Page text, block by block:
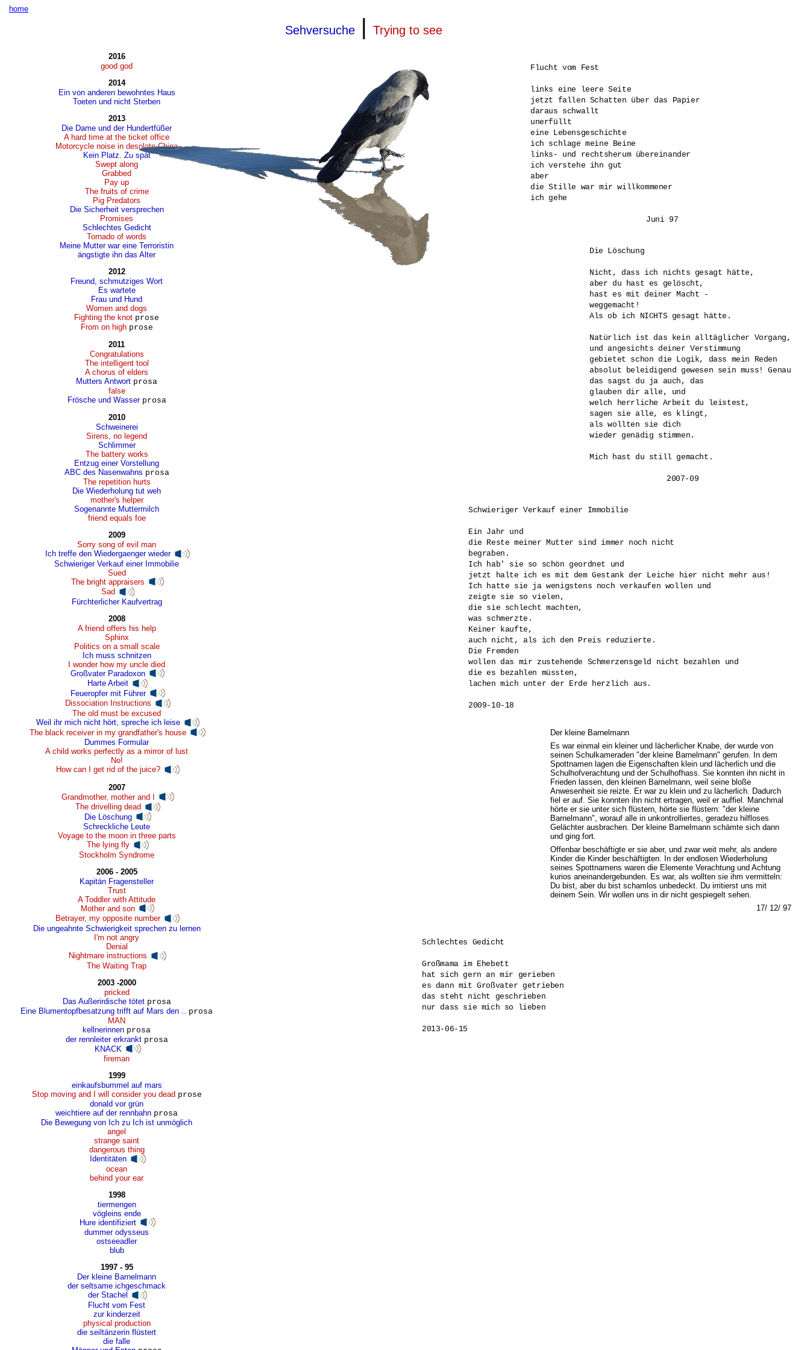
home
Sehversuche| Trying to see
2016
good god
2014
Ein von anderen bewohntes Haus
Toeten und nicht Sterben
2013
Die Dame und der Hundertfüßer
A hard time at the ticket office
Motorcycle noise in desolate China
Kein Platz. Zu spät
Swept along
Grabbed
Pay up
The fruits of crime
Pig Predators
Die Sicherheit versprechen
Promises
Schlechtes Gedicht
Tornado of words
Meine Mutter war eine Terroristin
ängstigte ihn das Alter
2012
Freund, schmutziges Wort
Es wartete
Frau und Hund
Women and dogs
Fighting the knot prose
From on high prose
2011
Congratulations
The intelligent tool
A chorus of elders
Mutters Antwort prosa
false
Frösche und Wasser prosa
2010
Schweinerei
Sirens, no legend
Schlimmer
The battery works
Entzug einer Vorstellung
ABC des Nasenwahns prosa
The repetition hurts
Die Wiederholung tut weh
mother's helper
Sogenannte Muttermilch
friend equals foe
2009
Sorry song of evil man
Ich treffe den Wiedergaenger wieder
Schwieriger Verkauf einer Immobilie
Sued
The bright appraisers
Sad
Fürchterlicher Kaufvertrag
2008
A friend offers his help
Sphinx
Politics on a small scale
Ich muss schnitzen
I wonder how my uncle died
Großvater Paradoxon
Harte Arbeit
Feueropfer mit Führer
Dissociation Instructions
The old must be excused
Weil ihr mich nicht hört, spreche ich leise
The black receiver in my grandfather's house
Dummes Formular
A child works perfectly as a mirror of lust
No!
How can I get rid of the juice?
2007
Grandmother, mother and I
The drivelling dead
Die Löschung
Schreckliche Leute
Voyage to the moon in three parts
The lying fly
Stockholm Syndrome
2006 - 2005
Kapitän Fragensteller
Trust
A Toddler with Attitude
Mother and son
Betrayer, my opposite number
Die ungeahnte Schwierigkeit sprechen zu lernen
I'm not angry
Denial
Nightmare instructions
The Waiting Trap
2003 -2000
pricked
Das Außerirdische tötet prosa
Eine Blumentopfbesatzung trifft auf Mars den ..
prosa
MAN
kellnerinnen prosa
der rennleiter erkrankt prosa
KNACK
fireman
1999
einkaufsbummel auf mars
Stop moving and I will consider you dead prose
donald vor grün
weichtiere auf der rennbahn prosa
Die Bewegung von Ich zu Ich ist unmöglich
angel
strange saint
dangerous thing
Identitäten
ocean
behind your ear
1998
tiermengen
vögleins ende
Hure identifiziert
dummer odysseus
ostseeadler
blub
1997 - 95
Der kleine Barnelmann
der seltsame ichgeschmack
der Stachel
Flucht vom Fest
zur kinderzeit
physical production
die seiltänzerin flüstert
die falle
Flucht vom Fest
links eine leere Seite
jetzt fallen Schatten über das Papier
daraus schwallt
unerfüllt
eine Lebensgeschichte
ich schlage meine Beine
links- und rechtsherum übereinander
ich verstehe ihn gut
aber
die Stille war mir willkommener
ich gehe
			Juni 97
Die Löschung
Nicht, dass ich nichts gesagt hätte,
aber du hast es gelöscht,
hast es mit deiner Macht -
weggemacht!
Als ob ich NICHTS gesagt hätte.
Natürlich ist das kein alltäglicher Vorgang,
und angesichts deiner Verstimmung
gebietet schon die Logik, dass mein Reden
absolut beleidigend gewesen sein muss! Genau
das sagst du ja auch, das
glauben dir alle, und
welch herrliche Arbeit du leistest,
sagen sie alle, es klingt,
als wollten sie dich
wieder genädig stimmen.
Mich hast du still gemacht.
Schwieriger Verkauf einer Immobilie
Ein Jahr und
die Reste meiner Mutter sind immer noch nicht
begraben.
Ich hab' sie so schön geordnet und
jetzt halte ich es mit dem Gestank der Leiche hier nicht mehr aus!
Ich hatte sie ja wenigstens noch verkaufen wollen und
zeigte sie so vielen,
die sie schlecht machten,
was schmerzte.
Keiner kaufte,
auch nicht, als ich den Preis reduzierte.
Die Fremden
wollen das mir zustehende Schmerzensgeld nicht bezahlen und
die es bezahlen müssten,
lachen mich unter der Erde herzlich aus.
Der kleine Barnelmann
Es war einmal ein kleiner und lächerlicher Knabe, der wurde von
seinen Schulkameraden "der kleine Barnelmann" gerufen. In dem
Spottnamen lagen die Eigenschaften klein und lächerlich und die
Schulhofverachtung und der Schulhofhass. Sie konnten ihn nicht in
Frieden lassen, den kleinen Barnelmann, weil seine bloße
Anwesenheit sie reizte. Er war zu klein und zu lächerlich. Dadurch
fiel er auf. Sie konnten ihn nicht ertragen, weil er auffiel. Manchmal
hörte er sie unter sich flüstern, hörte sie flüstern: "der kleine
Barnelmann", worauf alle in unkontrolliertes, geradezu hilfloses
Gelächter ausbrachen. Der kleine Barnelmann schämte sich dann
und ging fort.
Offenbar beschäftigte er sie aber, und zwar weit mehr, als andere
Kinder die Kinder beschäftigten. In der endlosen Wiederholung
seines Spottnamens waren die Elemente Verachtung und Achtung
kurios aneinandergebunden. Es war, als wollten sie ihm vermitteln:
Du bist, aber du bist schamlos unbedeckt. Du irritierst uns mit
deinem Sein. Wir wollen uns in dir nicht gespiegelt sehen.
17/ 12/ 97
Schlechtes Gedicht
Großmama im Ehebett
hat sich gern an mir gerieben
es dann mit Großvater getrieben
das steht nicht geschrieben
nur dass sie mich so lieben
2013-06-15